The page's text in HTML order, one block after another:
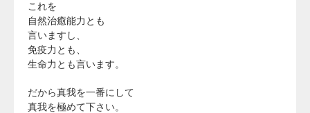
これを
自然治癒能力とも
言いますし、
免疫力とも、
生命力とも言います。
だから真我を一番にして
真我を極めて下さい。